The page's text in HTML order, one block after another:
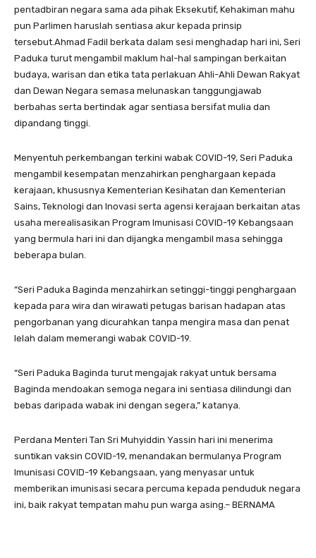
pentadbiran negara sama ada pihak Eksekutif, Kehakiman mahu
pun Parlimen haruslah sentiasa akur kepada prinsip
tersebut.Ahmad Fadil berkata dalam sesi menghadap hari ini, Seri
Paduka turut mengambil maklum hal-hal sampingan berkaitan
budaya, warisan dan etika tata perlakuan Ahli-Ahli Dewan Rakyat
dan Dewan Negara semasa melunaskan tanggungjawab
berbahas serta bertindak agar sentiasa bersifat mulia dan
dipandang tinggi.
Menyentuh perkembangan terkini wabak COVID-19, Seri Paduka
mengambil kesempatan menzahirkan penghargaan kepada
kerajaan, khususnya Kementerian Kesihatan dan Kementerian
Sains, Teknologi dan Inovasi serta agensi kerajaan berkaitan atas
usaha merealisasikan Program Imunisasi COVID-19 Kebangsaan
yang bermula hari ini dan dijangka mengambil masa sehingga
beberapa bulan.
“Seri Paduka Baginda menzahirkan setinggi-tinggi penghargaan
kepada para wira dan wirawati petugas barisan hadapan atas
pengorbanan yang dicurahkan tanpa mengira masa dan penat
lelah dalam memerangi wabak COVID-19.
“Seri Paduka Baginda turut mengajak rakyat untuk bersama
Baginda mendoakan semoga negara ini sentiasa dilindungi dan
bebas daripada wabak ini dengan segera,” katanya.
Perdana Menteri Tan Sri Muhyiddin Yassin hari ini menerima
suntikan vaksin COVID-19, menandakan bermulanya Program
Imunisasi COVID-19 Kebangsaan, yang menyasar untuk
memberikan imunisasi secara percuma kepada penduduk negara
ini, baik rakyat tempatan mahu pun warga asing.– BERNAMA